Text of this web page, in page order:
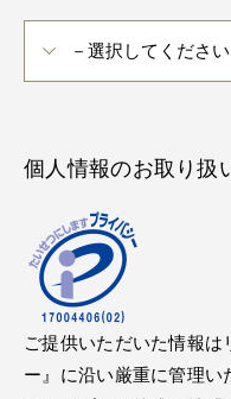
個人情報のお取り扱
ご提供いただいた情報
ー』に沿い厳重に管理い